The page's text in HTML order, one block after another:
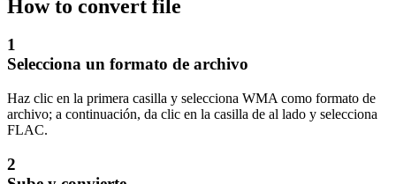
How to convert file
1
Selecciona un formato de archivo
Haz clic en la primera casilla y selecciona WMA como formato de
archivo; a continuación, da clic en la casilla de al lado y selecciona
FLAC.
2